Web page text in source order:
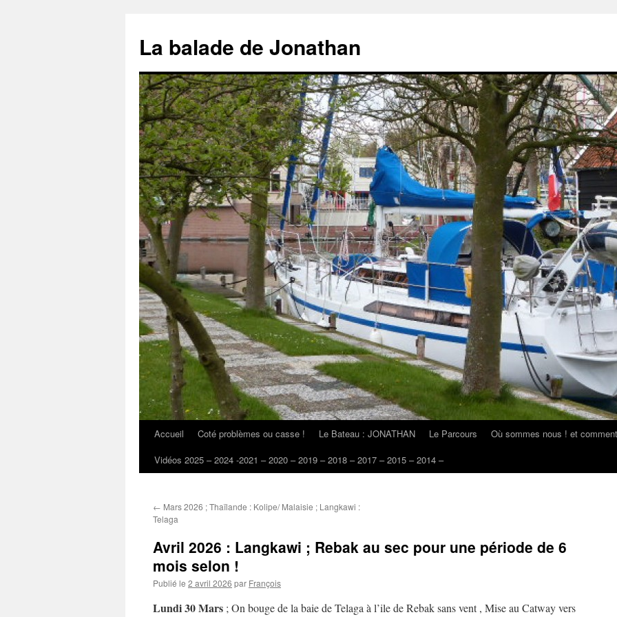
contenu
La balade de Jonathan
Accueil Coté problèmes ou casse ! Le Bateau : JONATHAN Le Parcours
Où sommes nous ! et
Vidéos 2025 – 2024 -2021 – 2020 – 2019 – 2018 – 2017 – 2015 – 2014 –
← Mars 2026 ; Thaïlande : Kolipe/ Malaisie ; Langkawi :
Telaga
Avril 2026 : Langkawi ; Rebak au sec pour une période de 6
mois selon !
Publié le 2 avril 2026 par François
Lundi 30 Mars ; On bouge de la baie de Telaga à l’ile de Rebak sans vent , Mise au Catway vers